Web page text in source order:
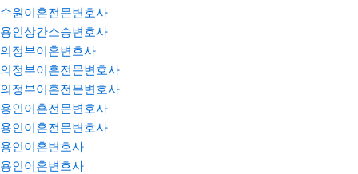
수원이혼전문변호사
용인상간소송변호사
의정부이혼변호사
의정부이혼전문변호사
의정부이혼전문변호사
용인이혼전문변호사
용인이혼전문변호사
용인이혼변호사
용인이혼변호사